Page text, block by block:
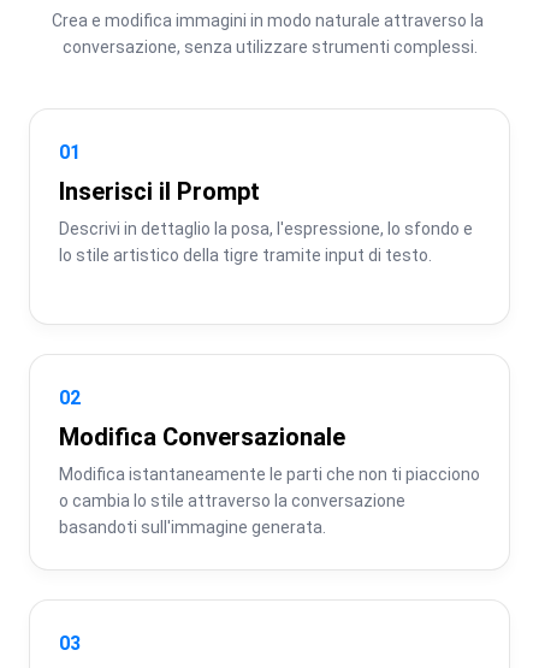
Crea e modifica immagini in modo naturale attraverso la
conversazione, senza utilizzare strumenti complessi.
01
Inserisci il Prompt
Descrivi in dettaglio la posa, l'espressione, lo sfondo e
lo stile artistico della tigre tramite input di testo.
02
Modifica Conversazionale
Modifica istantaneamente le parti che non ti piacciono
o cambia lo stile attraverso la conversazione
basandoti sull'immagine generata.
03